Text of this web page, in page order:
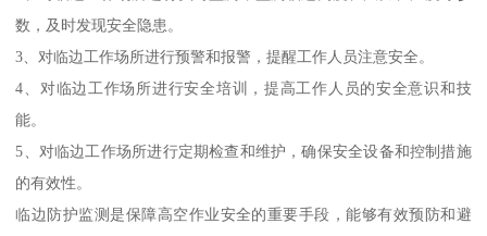
数，及时发现安全隐患。
3、对临边工作场所进行预警和报警，提醒工作人员注意安全。
4、对临边工作场所进行安全培训，提高工作人员的安全意识和技
能。
5、对临边工作场所进行定期检查和维护，确保安全设备和控制措施
的有效性。
临边防护监测是保障高空作业安全的重要手段，能够有效预防和避